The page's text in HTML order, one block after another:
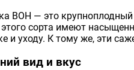
ВОН — это
сорта имеют
и уходу. К тому же, эти
вид и вкус